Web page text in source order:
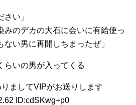
さい」
みのデカの大石に会いに有給使っ
い男に再開しちまったぜ」
らいの男が入ってくる
ましてVIPがお送りします
ID:cdSKwg+p0